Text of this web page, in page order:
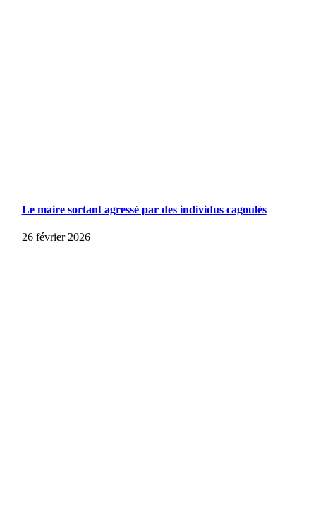
Le maire sortant agressé par des individus cagoulés
26 février 2026